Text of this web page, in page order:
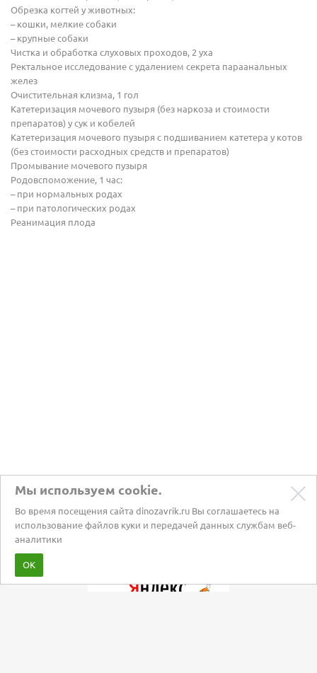
Обрезка когтей у животных:
– кошки, мелкие собаки
– крупные собаки
Чистка и обработка слуховых проходов, 2 уха
Ректальное исследование с удалением секрета параанальных
желез
Очистительная клизма, 1 гол
Катетеризация мочевого пузыря (без наркоза и стоимости
препаратов) у сук и кобелей
Катетеризация мочевого пузыря с подшиванием катетера у котов
(без стоимости расходных средств и препаратов)
Промывание мочевого пузыря
Родовспоможение, 1 час:
– при нормальных родах
– при патологических родах
Реанимация плода
Мы используем cookie.
Во время посещения сайта dinozavrik.ru Вы соглашаетесь на
использование файлов куки и передачей данных службам веб-
аналитики
ОК